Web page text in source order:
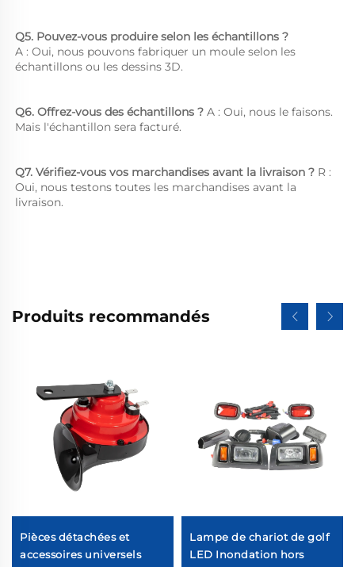
Q5. Pouvez-vous produire selon les échantillons ?
A : Oui, nous pouvons fabriquer un moule selon les
échantillons ou les dessins 3D.
Q6. Offrez-vous des échantillons ? A : Oui, nous le faisons.
Mais l'échantillon sera facturé.
Q7. Vérifiez-vous vos marchandises avant la livraison ? R :
Oui, nous testons toutes les marchandises avant la
livraison.
Produits recommandés
Pièces détachées et
accessoires universels
Lampe de chariot de golf
LED Inondation hors